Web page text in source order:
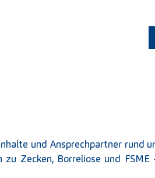
und Ansprechpartner rund
Zecken, Borreliose und